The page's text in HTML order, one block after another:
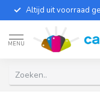
Altijd uit voorraad
MENU